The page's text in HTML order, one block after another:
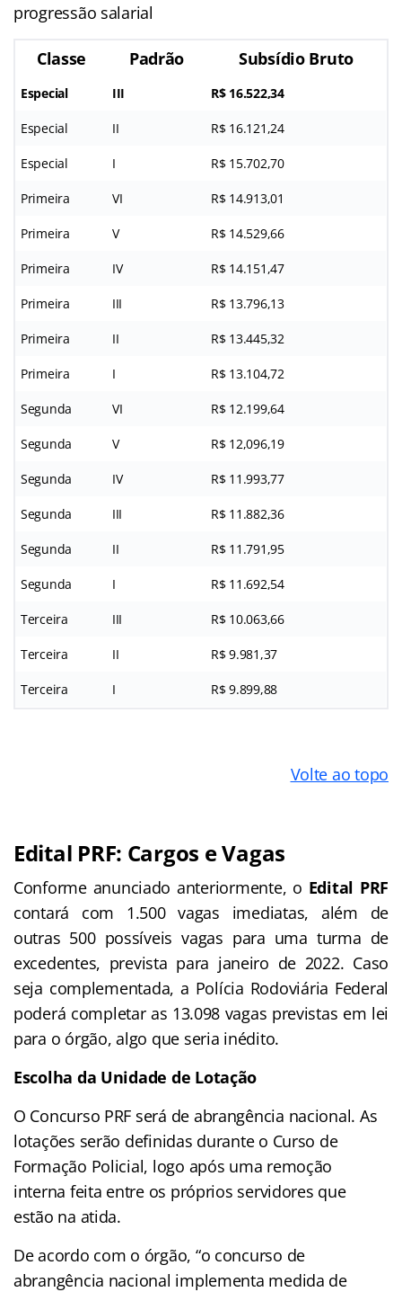
progressão salarial
Classe Padrão Subsídio Bruto
Especial III R$ 16.522,34
Especial II R$ 16.121,24
Especial I R$ 15.702,70
Primeira VI R$ 14.913,01
Primeira V R$ 14.529,66
Primeira IV R$ 14.151,47
Primeira III R$ 13.796,13
Primeira II R$ 13.445,32
Primeira I R$ 13.104,72
Segunda VI R$ 12.199,64
Segunda V R$ 12,096,19
Segunda IV R$ 11.993,77
Segunda III R$ 11.882,36
Segunda II R$ 11.791,95
Segunda I R$ 11.692,54
Terceira III R$ 10.063,66
Terceira II R$ 9.981,37
Terceira I R$ 9.899,88
Volte ao topo
Edital PRF: Cargos e Vagas
Conforme anunciado anteriormente, o Edital PRF
contará com 1.500 vagas imediatas, além de
outras 500 possíveis vagas para uma turma de
excedentes, prevista para janeiro de 2022. Caso
seja complementada, a Polícia Rodoviária Federal
poderá completar as 13.098 vagas previstas em lei
para o órgão, algo que seria inédito.
Escolha da Unidade de Lotação
O Concurso PRF será de abrangência nacional. As
lotações serão definidas durante o Curso de
Formação Policial, logo após uma remoção
interna feita entre os próprios servidores que
estão na atida.
De acordo com o órgão, “o concurso de
abrangência nacional implementa medida de